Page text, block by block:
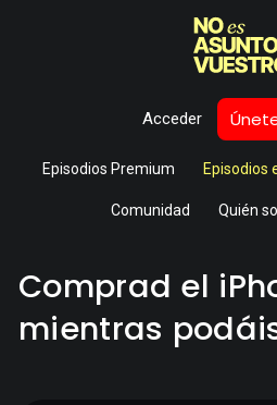
Acceder
Episodios Premium Episodios
Comunidad Quién
Comprad el
mientras